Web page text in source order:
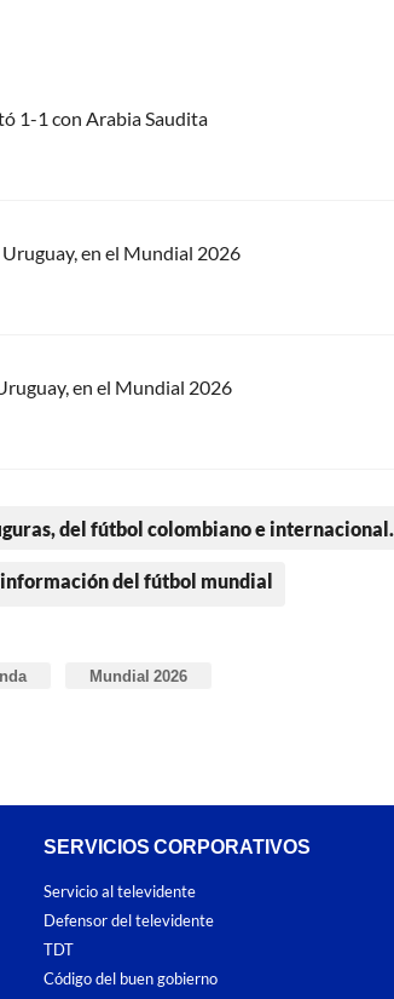
1-1 con Arabia Saudita
en el Mundial 2026
en el Mundial 2026
del fútbol colombiano e internacional.
del fútbol mundial
Mundial 2026
SERVICIOS CORPORATIVOS
Servicio al televidente
Defensor del televidente
TDT
Código del buen gobierno